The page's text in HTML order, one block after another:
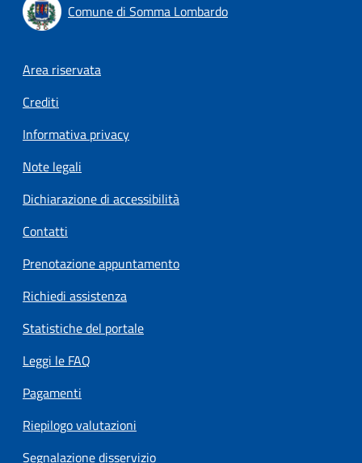
Comune di Somma Lombardo
Footer menu
Area riservata
Crediti
Informativa privacy
Note legali
Dichiarazione di accessibilità
Contatti
Prenotazione appuntamento
Richiedi assistenza
Statistiche del portale
Leggi le FAQ
Pagamenti
Riepilogo valutazioni
Segnalazione disservizio